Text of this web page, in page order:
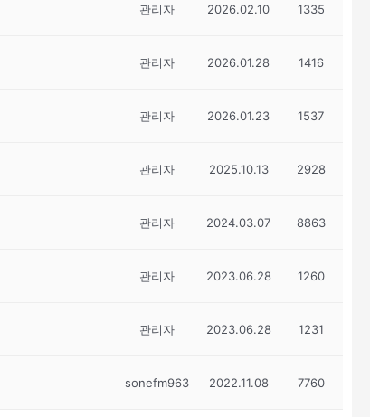
관리자 2026.02.10 1335
관리자 2026.01.28 1416
관리자 2026.01.23 1537
관리자 2025.10.13 2928
관리자 2024.03.07 8863
관리자 2023.06.28 1260
관리자 2023.06.28 1231
sonefm963 2022.11.08 7760